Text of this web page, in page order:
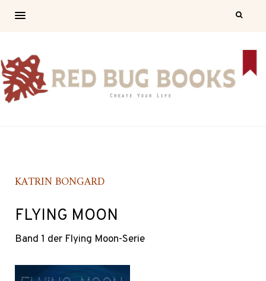
KATRIN BONGARD
FLYING MOON
Band 1 der Flying Moon-Serie